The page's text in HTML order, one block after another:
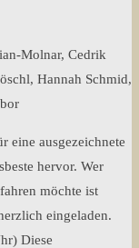
Molnar, Cedrik
Hannah Schmid,
eine ausgezeichnete
hervor. Wer
möchte ist
eingeladen.
Diese